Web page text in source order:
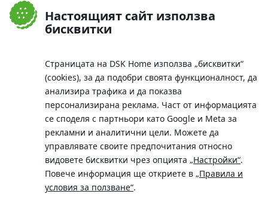
Настоящият сайт използва
бисквитки
Страницата на DSK Home използва „бисквитки“
(cookies), за да подобри своята функционалност, да
анализира трафика и да показва
персонализирана реклама. Част от информацията
се споделя с партньори като Google и Meta за
рекламни и аналитични цели. Можете да
управлявате своите предпочитания относно
видовете бисквитки чрез опцията „Настройки“.
Повече информация ще откриете в „Правила и
условия за ползване“.
Клонова мрежа и банкомати
До началото на страницата
Телефон:
0700 10 375 / *2375
Московска No.19 / ул. Г. Бенковски No. 5, София 1036
SWIFT/BIC: